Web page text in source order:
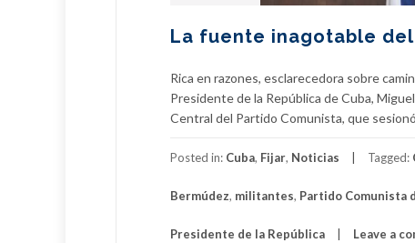
La fuente inagotable
Rica en razones, esclarecedora sobre
Presidente de la República de Cuba,
Central del Partido Comunista, que
Posted in: Cuba, Fijar, Noticias Tagged:
Bermúdez, militantes, Partido Comunista
Presidente de la República Leave a